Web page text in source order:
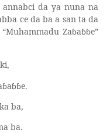
annabci da ya nuna na
ce da ba a san ta da
Zaɓaɓɓe”
ɓaɓɓe.
ba,
ba.